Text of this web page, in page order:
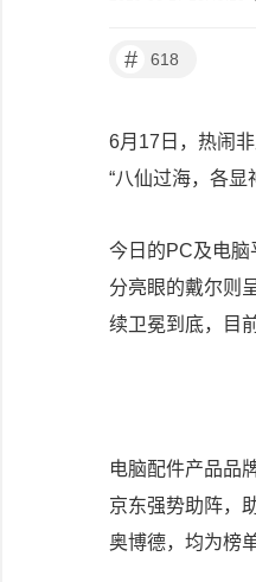
# 618
6月17日，热闹
“八仙过海，各显
今日的PC及电脑
分亮眼的戴尔则
续卫冕到底，目
电脑配件产品品
京东强势助阵，
奥博德，均为榜